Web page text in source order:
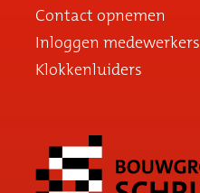
Contact opnemen
Inloggen medewerkers
Klokkenluiders